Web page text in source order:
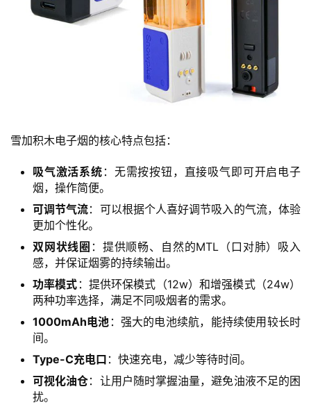
雪加积木电子烟的核心特点包括：
吸气激活系统 ：无需按按钮，直接吸气即可开启电子
烟，操作简便。
可调节气流：可以根据个人喜好调节吸入的气流，体验
更加个性化。
双网状线圈 ：提供顺畅、自然的MTL（口对肺）吸入
感，并保证烟雾的持续输出。
功率模式 ：提供环保模式（12w）和增强模式（24w）
两种功率选择，满足不同吸烟者的需求。
1000mAh电池 ：强大的电池续航，能持续使用较长时
间。
Type-C充电口 ：快速充电，减少等待时间。
可视化油仓：让用户随时掌握油量，避免油液不足的困
扰。